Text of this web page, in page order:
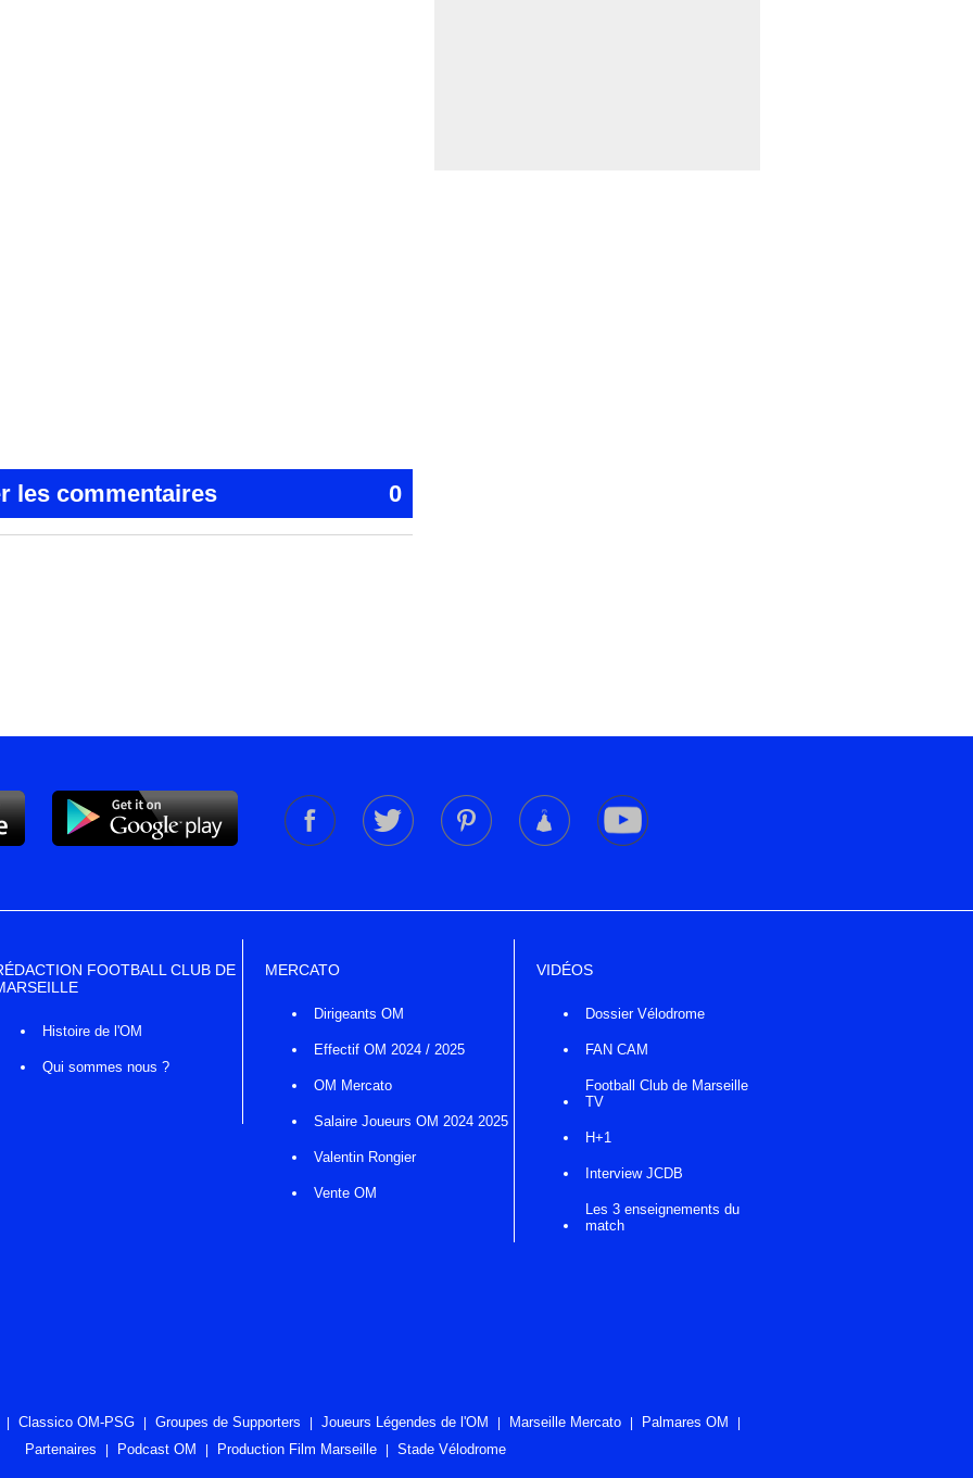
les commentaires 0
FOOTBALL CLUB DE
Histoire de l'OM
Qui sommes nous ?
MERCATO
Dirigeants OM
Effectif OM 2024 / 2025
OM Mercato
Salaire Joueurs OM 2024 2025
Valentin Rongier
Vente OM
VIDÉOS
Dossier Vélodrome
FAN CAM
Football Club de Marseille
TV
H+1
Interview JCDB
Les 3 enseignements du
match
Classico OM-PSG Groupes de Supporters Joueurs Légendes de l'OM Marseille Mercato
Palmares OM
Partenaires
Podcast OM Production Film Marseille Stade Vélodrome